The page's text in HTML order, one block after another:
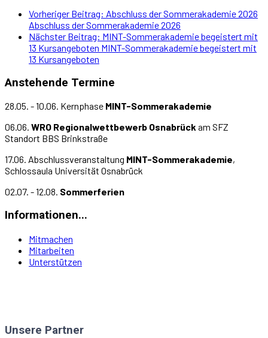
Vorheriger Beitrag: Abschluss der Sommerakademie 2026
Abschluss der Sommerakademie 2026
Nächster Beitrag: MINT-Sommerakademie begeistert mit
13 Kursangeboten MINT-Sommerakademie begeistert mit
13 Kursangeboten
Anstehende Termine
28.05. - 10.06. Kernphase MINT-Sommerakademie
06.06. WRO Regionalwettbewerb Osnabrück am SFZ
Standort BBS Brinkstraße
17.06. Abschlussveranstaltung MINT-Sommerakademie,
Schlossaula Universität Osnabrück
02.07. - 12.08. Sommerferien
Informationen...
Mitmachen
Mitarbeiten
Unterstützen
Unsere Partner